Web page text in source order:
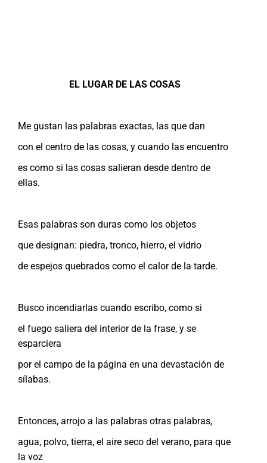
EL LUGAR DE LAS COSAS
Me gustan las palabras exactas, las que dan
con el centro de las cosas, y cuando las encuentro
es como si las cosas salieran desde dentro de
ellas.
Esas palabras son duras como los objetos
que designan: piedra, tronco, hierro, el vidrio
de espejos quebrados como el calor de la tarde.
Busco incendiarlas cuando escribo, como si
el fuego saliera del interior de la frase, y se
esparciera
por el campo de la página en una devastación de
sílabas.
Entonces, arrojo a las palabras otras palabras,
agua, polvo, tierra, el aire seco del verano, para que
la voz